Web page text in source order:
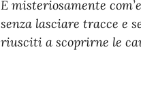
E misteriosamente
senza lasciare tracce e
riusciti a scoprirne le